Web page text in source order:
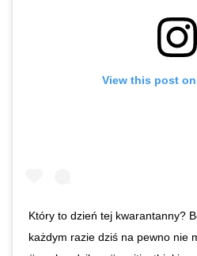
View this post
Który to dzień tej kwarantanny?
każdym razie dziś na pewno nie